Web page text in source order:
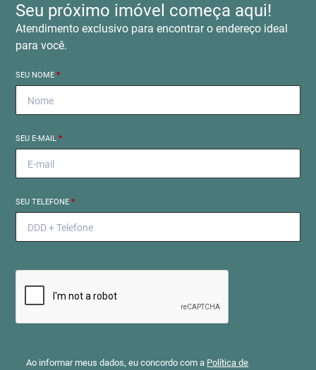
Seu próximo imóvel começa aqui!
Atendimento exclusivo para encontrar o endereço ideal
para você.
SEU NOME*
SEU E-MAIL*
SEU TELEFONE*
Ao informar meus dados, eu concordo com a Política de